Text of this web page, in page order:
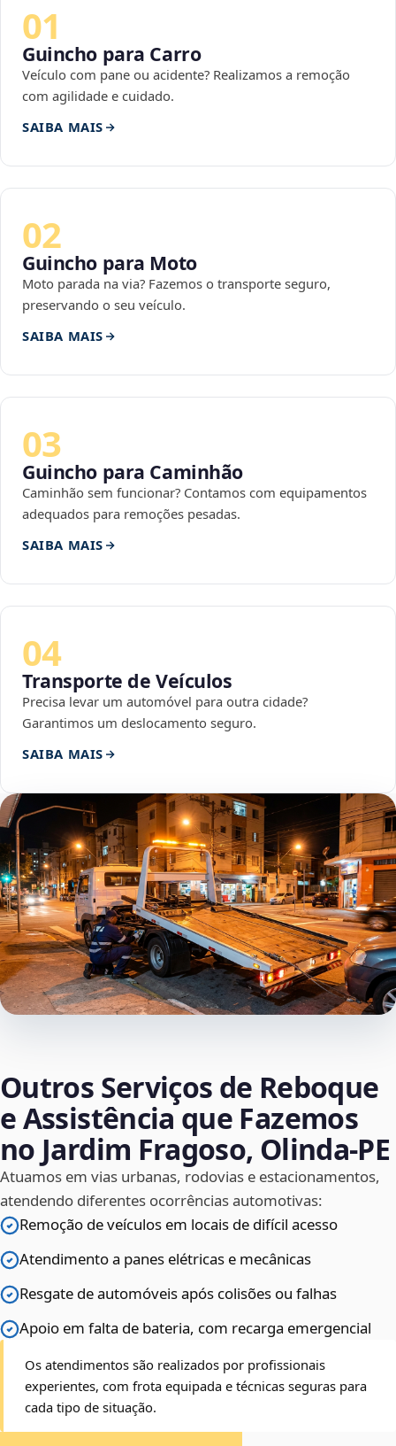
01
Guincho para Carro
Veículo com pane ou acidente? Realizamos a remoção
com agilidade e cuidado.
SAIBA MAIS
02
Guincho para Moto
Moto parada na via? Fazemos o transporte seguro,
preservando o seu veículo.
SAIBA MAIS
03
Guincho para Caminhão
Caminhão sem funcionar? Contamos com equipamentos
adequados para remoções pesadas.
SAIBA MAIS
04
Transporte de Veículos
Precisa levar um automóvel para outra cidade?
Garantimos um deslocamento seguro.
SAIBA MAIS
Outros Serviços de Reboque
e Assistência que Fazemos
no Jardim Fragoso, Olinda‑PE
Atuamos em vias urbanas, rodovias e estacionamentos,
atendendo diferentes ocorrências automotivas:
Remoção de veículos em locais de difícil acesso
Atendimento a panes elétricas e mecânicas
Resgate de automóveis após colisões ou falhas
Apoio em falta de bateria, com recarga emergencial
Os atendimentos são realizados por profissionais
experientes, com frota equipada e técnicas seguras para
cada tipo de situação.